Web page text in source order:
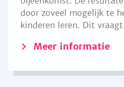
door zoveel mogelijk te
kinderen leren. Dit
Meer informatie